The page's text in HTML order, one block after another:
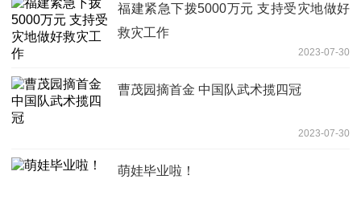
福建紧急下拨5000万元 支持受灾地做好
救灾工作
2023-07-30
曹茂园摘首金 中国队武术揽四冠
2023-07-30
萌娃毕业啦！